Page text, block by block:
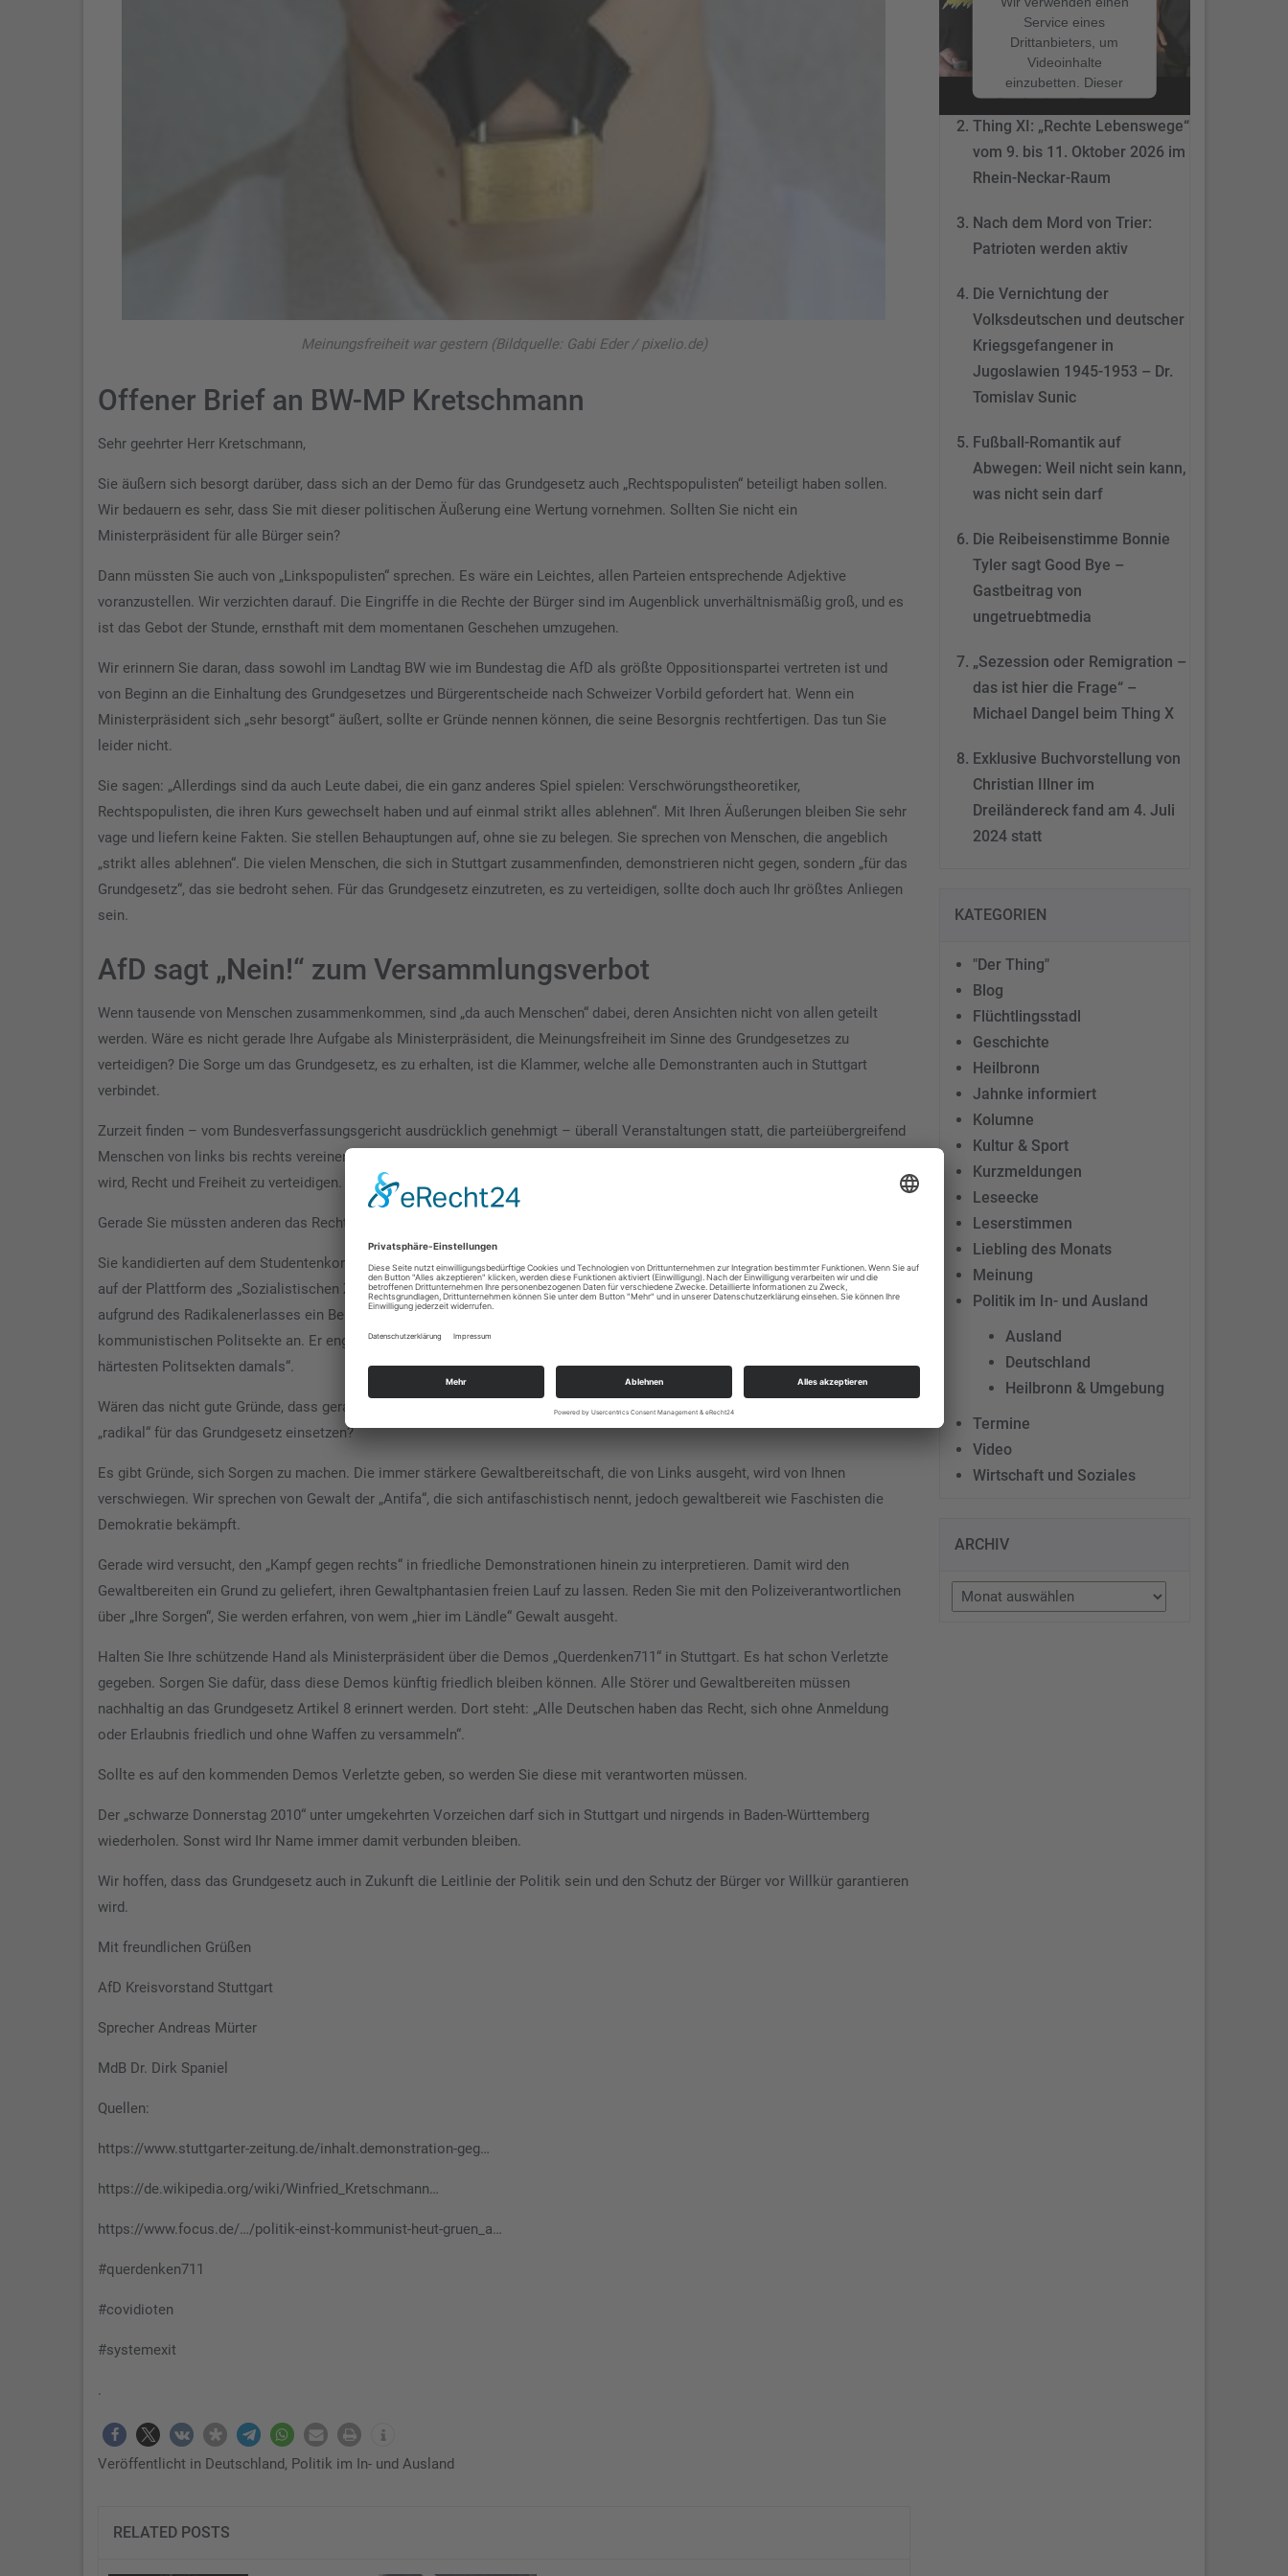
Meinungsfreiheit war gestern (Bildquelle: Gabi Eder / pixelio.de)
Offener Brief an BW-MP Kretschmann
Sehr geehrter Herr Kretschmann,
Sie äußern sich besorgt darüber, dass sich an der Demo für das Grundgesetz auch „Rechtspopulisten“ beteiligt haben sollen.
Wir bedauern es sehr, dass Sie mit dieser politischen Äußerung eine Wertung vornehmen. Sollten Sie nicht ein
Ministerpräsident für alle Bürger sein?
Dann müssten Sie auch von „Linkspopulisten“ sprechen. Es wäre ein Leichtes, allen Parteien entsprechende Adjektive
voranzustellen. Wir verzichten darauf. Die Eingriffe in die Rechte der Bürger sind im Augenblick unverhältnismäßig groß, und es
ist das Gebot der Stunde, ernsthaft mit dem momentanen Geschehen umzugehen.
Wir erinnern Sie daran, dass sowohl im Landtag BW wie im Bundestag die AfD als größte Oppositionspartei vertreten ist und
von Beginn an die Einhaltung des Grundgesetzes und Bürgerentscheide nach Schweizer Vorbild gefordert hat. Wenn ein
Ministerpräsident sich „sehr besorgt“ äußert, sollte er Gründe nennen können, die seine Besorgnis rechtfertigen. Das tun Sie
leider nicht.
Sie sagen: „Allerdings sind da auch Leute dabei, die ein ganz anderes Spiel spielen: Verschwörungstheoretiker,
Rechtspopulisten, die ihren Kurs gewechselt haben und auf einmal strikt alles ablehnen“. Mit Ihren Äußerungen bleiben Sie sehr
vage und liefern keine Fakten. Sie stellen Behauptungen auf, ohne sie zu belegen. Sie sprechen von Menschen, die angeblich
„strikt alles ablehnen“. Die vielen Menschen, die sich in Stuttgart zusammenfinden, demonstrieren nicht gegen, sondern „für das
Grundgesetz“, das sie bedroht sehen. Für das Grundgesetz einzutreten, es zu verteidigen, sollte doch auch Ihr größtes Anliegen
sein.
AfD sagt „Nein!“ zum Versammlungsverbot
Wenn tausende von Menschen zusammenkommen, sind „da auch Menschen“ dabei, deren Ansichten nicht von allen geteilt
werden. Wäre es nicht gerade Ihre Aufgabe als Ministerpräsident, die Meinungsfreiheit im Sinne des Grundgesetzes zu
verteidigen? Die Sorge um das Grundgesetz, es zu erhalten, ist die Klammer, welche alle Demonstranten auch in Stuttgart
verbindet.
Zurzeit finden – vom Bundesverfassungsgericht ausdrücklich genehmigt – überall Veranstaltungen statt, die parteiübergreifend
Menschen von links bis rechts vereinen. Sie müssten doch stolz darauf sein, dass in Ihrem Bundesland die Initiative ergriffen
wird, Recht und Freiheit zu verteidigen.
Gerade Sie müssten anderen das Recht auf Meinungsänderung zubilligen.
Sie kandidierten auf dem Studentenkonvent 1972 für die „Kommunistische Studentengruppe / Marxisten-Leninisten“ und 1973
auf der Plattform des „Sozialistischen Zentrums“ und der „Kommunistischen Hochschulgruppe“ (KHG). Deswegen drohte Ihnen
aufgrund des Radikalenerlasses ein Berufsverbot. Der Focus schrieb 2011: „Winfried Kretschmann gehörte früher einer
kommunistischen Politsekte an. Er engagierte sich zwei Jahre beim Kommunistischen Bund Westdeutschland (KBW), einer der
härtesten Politsekten damals“.
Wären das nicht gute Gründe, dass gerade Sie sich als vorgeblich vom „Saulus zum Paulus“ gewandelter Mensch heute
„radikal“ für das Grundgesetz einsetzen?
Es gibt Gründe, sich Sorgen zu machen. Die immer stärkere Gewaltbereitschaft, die von Links ausgeht, wird von Ihnen
verschwiegen. Wir sprechen von Gewalt der „Antifa“, die sich antifaschistisch nennt, jedoch gewaltbereit wie Faschisten die
Demokratie bekämpft.
Gerade wird versucht, den „Kampf gegen rechts“ in friedliche Demonstrationen hinein zu interpretieren. Damit wird den
Gewaltbereiten ein Grund zu geliefert, ihren Gewaltphantasien freien Lauf zu lassen. Reden Sie mit den Polizeiverantwortlichen
über „Ihre Sorgen“, Sie werden erfahren, von wem „hier im Ländle“ Gewalt ausgeht.
Halten Sie Ihre schützende Hand als Ministerpräsident über die Demos „Querdenken711“ in Stuttgart. Es hat schon Verletzte
gegeben. Sorgen Sie dafür, dass diese Demos künftig friedlich bleiben können. Alle Störer und Gewaltbereiten müssen
nachhaltig an das Grundgesetz Artikel 8 erinnert werden. Dort steht: „Alle Deutschen haben das Recht, sich ohne Anmeldung
oder Erlaubnis friedlich und ohne Waffen zu versammeln“.
Sollte es auf den kommenden Demos Verletzte geben, so werden Sie diese mit verantworten müssen.
Der „schwarze Donnerstag 2010“ unter umgekehrten Vorzeichen darf sich in Stuttgart und nirgends in Baden-Württemberg
wiederholen. Sonst wird Ihr Name immer damit verbunden bleiben.
Wir hoffen, dass das Grundgesetz auch in Zukunft die Leitlinie der Politik sein und den Schutz der Bürger vor Willkür garantieren
wird.
Mit freundlichen Grüßen
AfD Kreisvorstand Stuttgart
Sprecher Andreas Mürter
MdB Dr. Dirk Spaniel
Quellen:
https://www.stuttgarter-zeitung.de/inhalt.demonstration-geg…
https://de.wikipedia.org/wiki/Winfried_Kretschmann…
https://www.focus.de/…/politik-einst-kommunist-heut-gruen_a…
#querdenken711
#covidioten
#systemexit
.
Veröffentlicht in Deutschland, Politik im In- und Ausland
RELATED POSTS
Service eines
Drittanbieters, um
Videoinhalte
einzubetten. Dieser
Service kann Daten zu
Ihren Aktivitäten
sammeln. Bitte lesen
Sie die Details durch
und stimmen Sie der
zu, um dieses Video
anzusehen.
Mehr
Informationen
Akzeptieren
powered by
Usercentrics Consent
&eRecht24
Nach dem Mord von Trier:
Patrioten werden aktiv
Thing XI: „Rechte Lebenswege“
vom 9. bis 11. Oktober 2026 im
Rhein-Neckar-Raum
Nach dem Mord von Trier:
Patrioten werden aktiv
Die Vernichtung der
Volksdeutschen und deutscher
Kriegsgefangener in
Jugoslawien 1945-1953 – Dr.
Tomislav Sunic
Fußball-Romantik auf
Abwegen: Weil nicht sein kann,
was nicht sein darf
Die Reibeisenstimme Bonnie
Tyler sagt Good Bye –
Gastbeitrag von
ungetruebtmedia
„Sezession oder Remigration –
das ist hier die Frage“ –
Michael Dangel beim Thing X
Exklusive Buchvorstellung von
Christian Illner im
Dreiländereck fand am 4. Juli
2024 statt
KATEGORIEN
"Der Thing"
Blog
Flüchtlingsstadl
Geschichte
Heilbronn
Jahnke informiert
Kolumne
Kultur & Sport
Kurzmeldungen
Leseecke
Leserstimmen
Liebling des Monats
Meinung
Politik im In- und Ausland
Ausland
Deutschland
Heilbronn & Umgebung
Termine
Video
Wirtschaft und Soziales
ARCHIV
Archiv